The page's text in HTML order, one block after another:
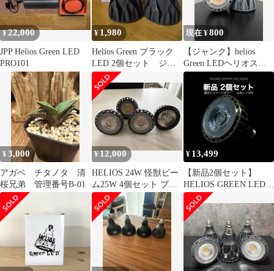
¥22,000
JPP Helios Green LED
PRO101
¥ 1,980
Helios Green ブラック
LED 2個セット ジャ
ンク
現在 ¥800
【ジャンク】helios
Green LEDヘリオスグ
リーン ライト 植物
¥3,000
アガベ チタノタ 清
桜兄弟 管理番号B-01
¥12,000
HELIOS 24W 怪獣ビー
ム25W 4個セット ブラ
ック
¥ 13,499
【新品2個セット】
HELIOS GREEN LED
HG24 植物育成ライト